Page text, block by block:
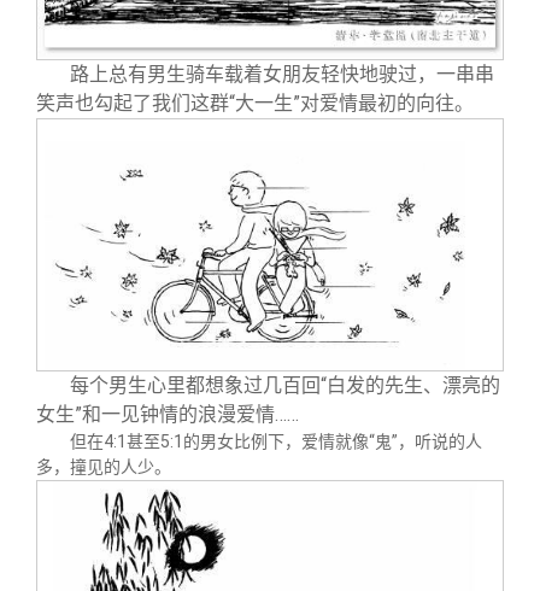
路上总有男生骑车载着女朋友轻快地驶过，一串串
笑声也勾起了我们这群“大一生”对爱情最初的向往。
每个男生心里都想象过几百回“白发的先生、漂亮的
女生”和一见钟情的浪漫爱情……
但在4:1甚至5:1的男女比例下，爱情就像“鬼”，听说的人
多，撞见的人少。